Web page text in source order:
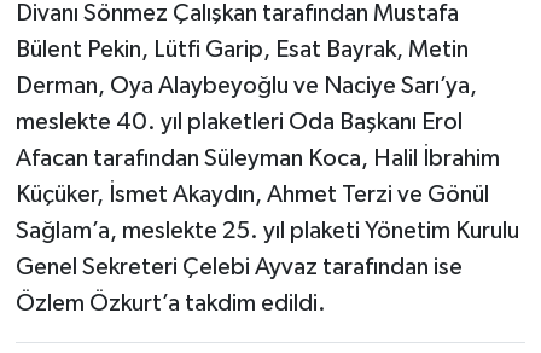
Divanı Sönmez Çalışkan tarafından Mustafa
Bülent Pekin, Lütfi Garip, Esat Bayrak, Metin
Derman, Oya Alaybeyoğlu ve Naciye Sarı’ya,
meslekte 40. yıl plaketleri Oda Başkanı Erol
Afacan tarafından Süleyman Koca, Halil İbrahim
Küçüker, İsmet Akaydın, Ahmet Terzi ve Gönül
Sağlam’a, meslekte 25. yıl plaketi Yönetim Kurulu
Genel Sekreteri Çelebi Ayvaz tarafından ise
Özlem Özkurt’a takdim edildi.